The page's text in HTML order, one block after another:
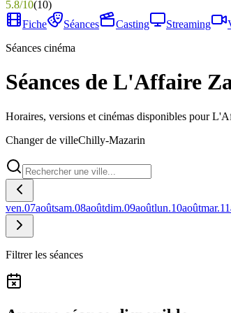
5.8/10(10)
Fiche
Séances Casting Streaming
Séances cinéma
Séances de L'Affaire
Horaires, versions et cinémas disponibles pour
Changer de villeChilly-Mazarin
ven.07aoûtsam.08aoûtdim.09aoûtlun.10aoûtmar.11
Filtrer les séances